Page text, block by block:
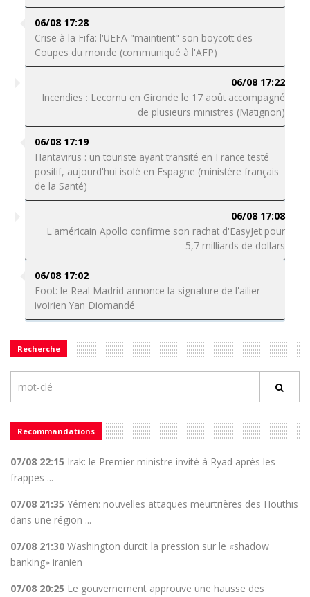
06/08 17:28
Crise à la Fifa: l'UEFA "maintient" son boycott des
Coupes du monde (communiqué à l'AFP)
06/08 17:22
Incendies : Lecornu en Gironde le 17 août accompagné
de plusieurs ministres (Matignon)
06/08 17:19
Hantavirus : un touriste ayant transité en France testé
positif, aujourd'hui isolé en Espagne (ministère français
de la Santé)
06/08 17:08
L'américain Apollo confirme son rachat d'EasyJet pour
5,7 milliards de dollars
06/08 17:02
Foot: le Real Madrid annonce la signature de l'ailier
ivoirien Yan Diomandé
Recherche
Recommandations
07/08 22:15 Irak: le Premier ministre invité à Ryad après les
frappes ...
07/08 21:35 Yémen: nouvelles attaques meurtrières des Houthis
dans une région ...
07/08 21:30 Washington durcit la pression sur le «shadow
banking» iranien
07/08 20:25 Le gouvernement approuve une hausse des